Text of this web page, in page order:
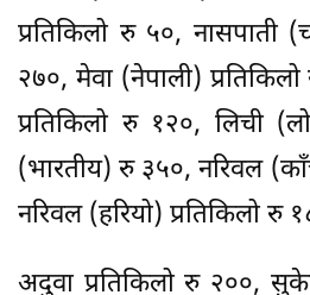
प्रतिकिलो रु ५०, नासपाती
२७०, मेवा (नेपाली)
प्रतिकिलो रु १२०, लिची
(भारतीय) रु ३५०, नरिवल
नरिवल (हरियो) प्रतिकिलो रु
अदुवा प्रतिकिलो रु २००,